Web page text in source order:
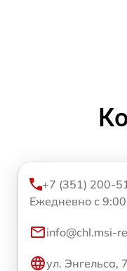
+7 (351) 200-
Ежедневно с
info@chl.msi-
ул. Энгельса,